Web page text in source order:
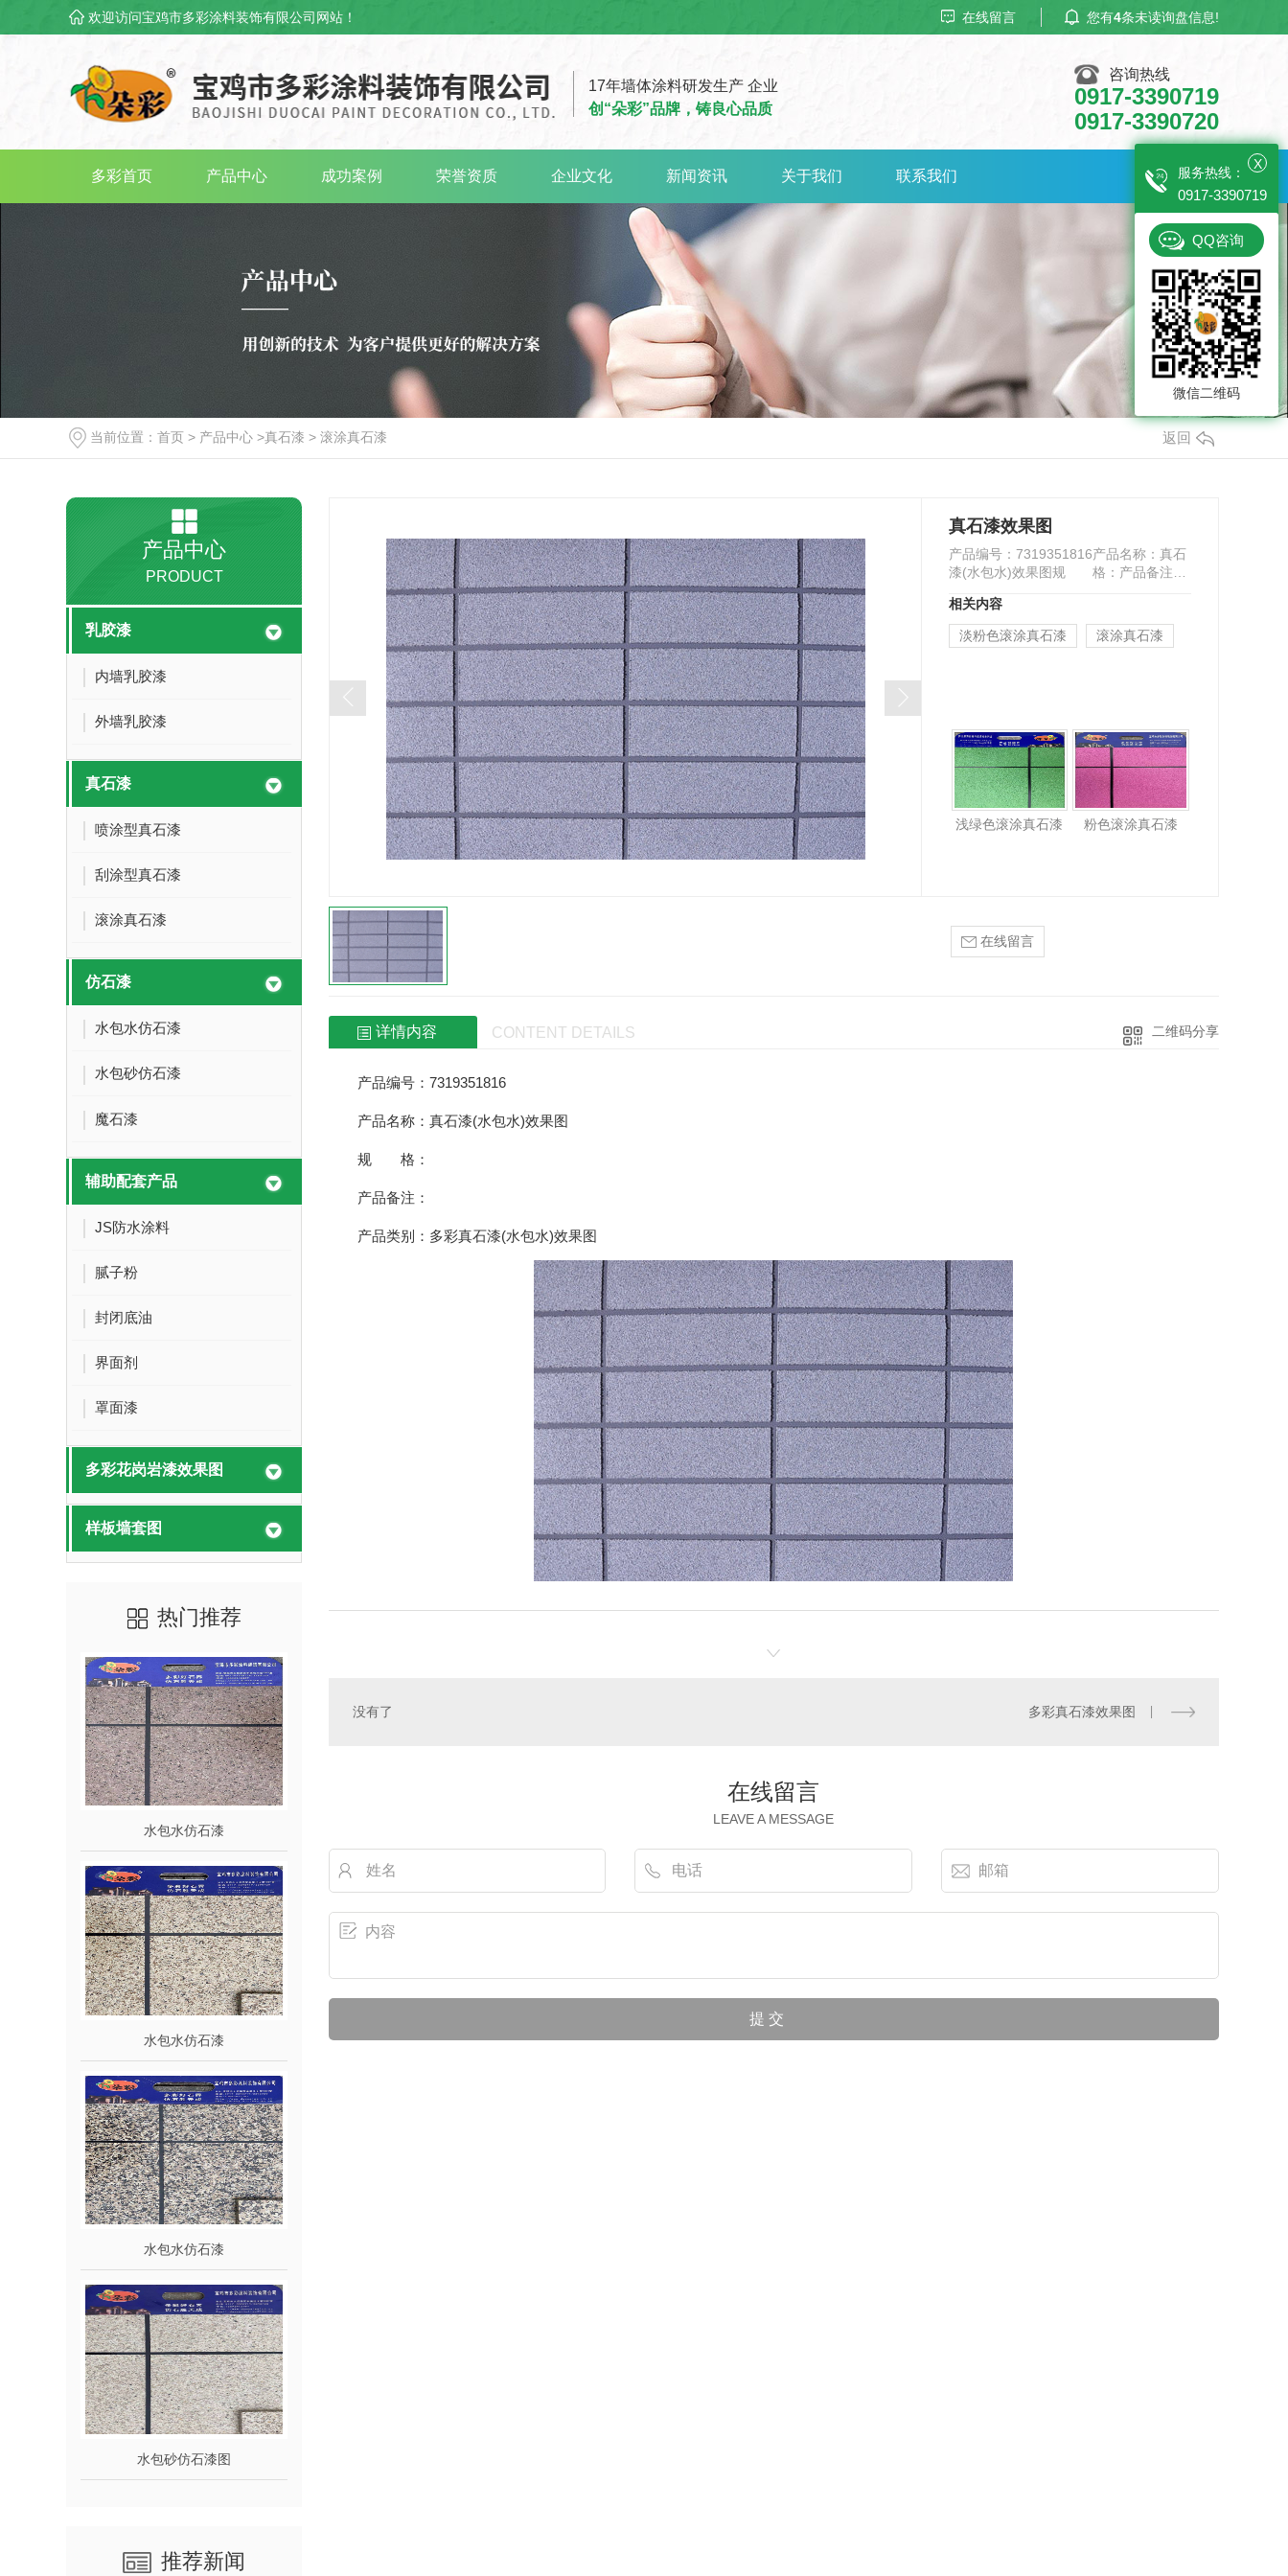
欢迎访问宝鸡市多彩涂料装饰有限公司网站！ 在线留言 您有4条未读询盘信息!
17年墙体涂料研发生产 企业
创“朵彩”品牌，铸良心品质
咨询热线
0917-3390719
0917-3390720
多彩首页 产品中心 成功案例 荣誉资质 企业文化 新闻资讯 关于我们 联系我们
当前位置： 首页 > 产品中心 >真石漆 > 滚涂真石漆 返回
产品中心
PRODUCT
乳胶漆
内墙乳胶漆
外墙乳胶漆
真石漆
喷涂型真石漆
刮涂型真石漆
滚涂真石漆
仿石漆
水包水仿石漆
水包砂仿石漆
魔石漆
辅助配套产品
JS防水涂料
腻子粉
封闭底油
界面剂
罩面漆
多彩花岗岩漆效果图
样板墙套图
热门推荐
水包水仿石漆
水包水仿石漆
水包水仿石漆
水包砂仿石漆图
推荐新闻
真石漆效果图
产品编号：7319351816产品名称：真石
漆(水包水)效果图规 格：产品备注：
相关内容
淡粉色滚涂真石漆 滚涂真石漆
浅绿色滚涂真石漆 粉色滚涂真石漆
在线留言
详情内容 CONTENT DETAILS 二维码分享
产品编号：7319351816
产品名称：真石漆(水包水)效果图
规 格：
产品备注：
产品类别：多彩真石漆(水包水)效果图
没有了 多彩真石漆效果图
在线留言
LEAVE A MESSAGE
X
服务热线：
0917-3390719
QQ咨询
微信二维码